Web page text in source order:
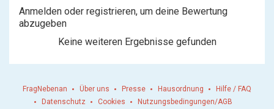
Anmelden oder registrieren, um deine Bewertung
abzugeben
Keine weiteren Ergebnisse gefunden
FragNebenan Über uns Presse Hausordnung
Hilfe / FAQ
Datenschutz
Cookies
Nutzungsbedingungen/AGB